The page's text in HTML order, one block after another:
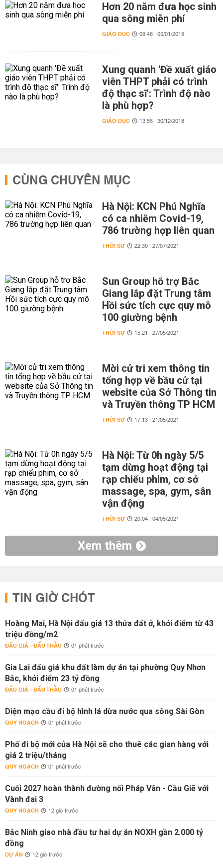
Hơn 20 năm đưa học sinh
qua sông miễn phí
GIÁO DỤC 09:46 | 05/01/2019
Xung quanh 'Đề xuất giáo
viên THPT phải có trình
độ thạc sĩ': Trình độ nào
là phù hợp?
GIÁO DỤC 13:55 | 30/12/2018
CÙNG CHUYÊN MỤC
Hà Nội: KCN Phú Nghĩa
có ca nhiễm Covid-19,
786 trường hợp liên quan
THỜI SỰ 22:30 | 27/07/2021
Sun Group hỗ trợ Bắc
Giang lắp đặt Trung tâm
Hồi sức tích cực quy mô
100 giường bệnh
THỜI SỰ 15:21 | 27/05/2021
Mời cử tri xem thông tin
tổng hợp về bầu cử tại
website của Sở Thông tin
và Truyền thông TP HCM
THỜI SỰ 17:13 | 21/05/2021
Hà Nội: Từ 0h ngày 5/5
tạm dừng hoạt động tại
rạp chiếu phim, cơ sở
massage, spa, gym, sân
vận động
THỜI SỰ 20:04 | 04/05/2021
Xem thêm
TIN GIỜ CHÓT
Hoàng Mai, Hà Nội đấu giá 13 thửa đất ở, khởi điểm từ 43
triệu đồng/m2
ĐẤU GIÁ - ĐẤU THẦU 01 phút trước
Gia Lai đấu giá khu đất làm dự án tại phường Quy Nhơn
Bắc, khởi điểm 23 tỷ đồng
ĐẤU GIÁ - ĐẤU THẦU 01 phút trước
Diện mạo cầu đi bộ hình lá dừa nước qua sông Sài Gòn
QUY HOẠCH 01 phút trước
Phố đi bộ mới của Hà Nội sẽ cho thuê các gian hàng với
giá 2 triệu/tháng
QUY HOẠCH 01 phút trước
Cuối 2027 hoàn thành đường nối Pháp Vân - Cầu Giẽ với
Vành đai 3
QUY HOẠCH 12 giờ trước
Bắc Ninh giao nhà đầu tư hai dự án NOXH gần 2.000 tỷ
đồng
DỰ ÁN 12 giờ trước